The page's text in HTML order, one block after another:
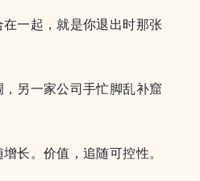
一起，就是你退出时那张
另一家公司手忙脚乱补窟
长。价值，追随可控性。